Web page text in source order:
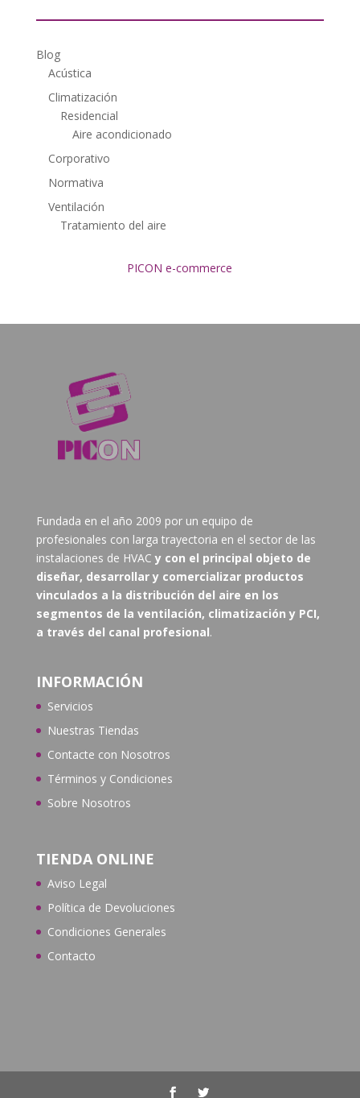
Blog
Acústica
Climatización
Residencial
Aire acondicionado
Corporativo
Normativa
Ventilación
Tratamiento del aire
PICON e-commerce
Fundada en el año 2009 por un equipo de
profesionales con larga trayectoria en el sector de las
instalaciones de HVAC y con el principal objeto de
diseñar, desarrollar y comercializar productos
vinculados a la distribución del aire en los
segmentos de la ventilación, climatización y PCI,
a través del canal profesional.
INFORMACIÓN
Servicios
Nuestras Tiendas
Contacte con Nosotros
Términos y Condiciones
Sobre Nosotros
TIENDA ONLINE
Aviso Legal
Política de Devoluciones
Condiciones Generales
Contacto